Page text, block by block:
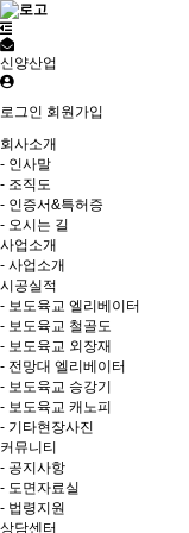
신양산업
로그인 회원가입
회사소개
- 인사말
- 조직도
- 인증서&특허증
- 오시는 길
사업소개
- 사업소개
시공실적
- 보도육교 엘리베이터
- 보도육교 철골도
- 보도육교 외장재
- 전망대 엘리베이터
- 보도육교 승강기
- 보도육교 캐노피
- 기타현장사진
커뮤니티
- 공지사항
- 도면자료실
- 법령지원
상담센터